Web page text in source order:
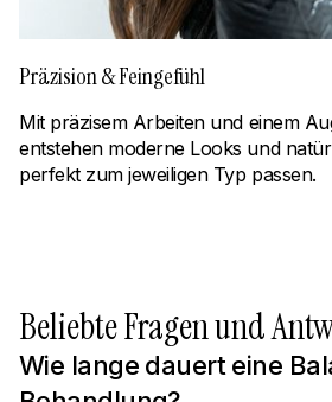
Präzision & Feingefühl
Mit präzisem Arbeiten und einem
entstehen moderne Looks und
perfekt zum jeweiligen Typ passen.
Beliebte Fragen und
Wie lange dauert eine